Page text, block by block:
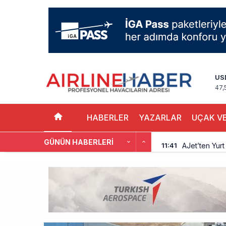
HABERLER YAZARLAR UÇAK
GÜNÜN HABERLERI 11:41 AJet’ten
Pegasus,
Kolombiya,
8:30 Üniversite